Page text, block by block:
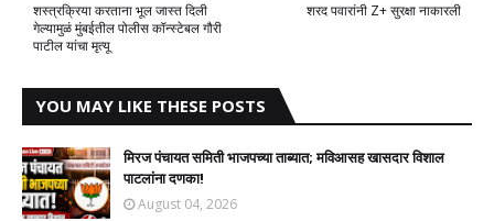
शरद पवारांनी Z+ सुरक्षा नाकारली
शस्त्रक्रिया करताना भूल जास्त दिली
गेल्यामुळं मुंबईतील पोलीस कॉन्स्टेबल गौरी
पाटील यांचा मृत्यू
YOU MAY LIKE THESE POSTS
मिरज पंचायत समिती भाजपच्या ताब्यात; मविआसह खासदार विशाल
पाटलांना दणका!
August 04, 2026